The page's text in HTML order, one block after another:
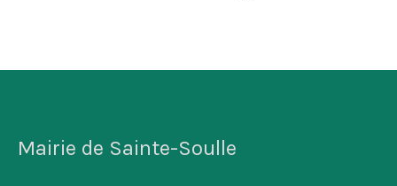
Mairie de Sainte-Soulle